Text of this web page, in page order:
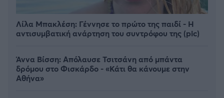
Λίλα Μπακλέση: Γέννησε το πρώτο της παιδί - Η
αντισυμβατική ανάρτηση του συντρόφου της (pic)
Άννα Βίσση: Απόλαυσε Τσιτσάνη από μπάντα
δρόμου στο Φισκάρδο - «Κάτι θα κάνουμε στην
Αθήνα»